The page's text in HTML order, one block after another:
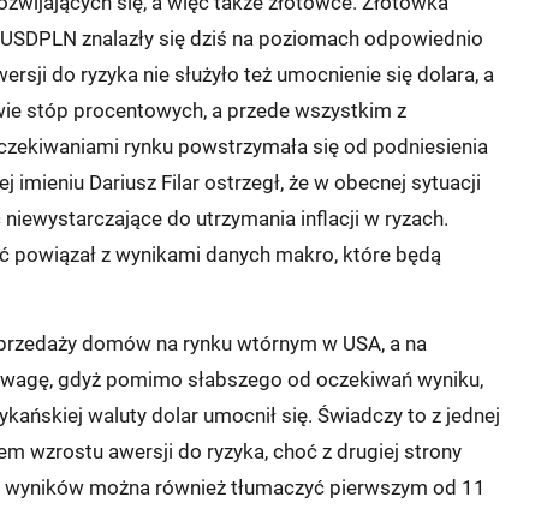
znalazły się dziś na poziomach odpowiednio
do ryzyka nie służyło też umocnienie się dolara, a
stóp procentowych, a przede wszystkim z
rynku powstrzymała się od podniesienia
Dariusz Filar ostrzegł, że w obecnej sytuacji
do utrzymania inflacji w ryzach.
z wynikami danych makro, które będą
domów na rynku wtórnym w USA, a na
gdyż pomimo słabszego od oczekiwań wyniku,
waluty dolar umocnił się. Świadczy to z jednej
wzrostu awersji do ryzyka, choć z drugiej strony
można również tłumaczyć pierwszym od 11